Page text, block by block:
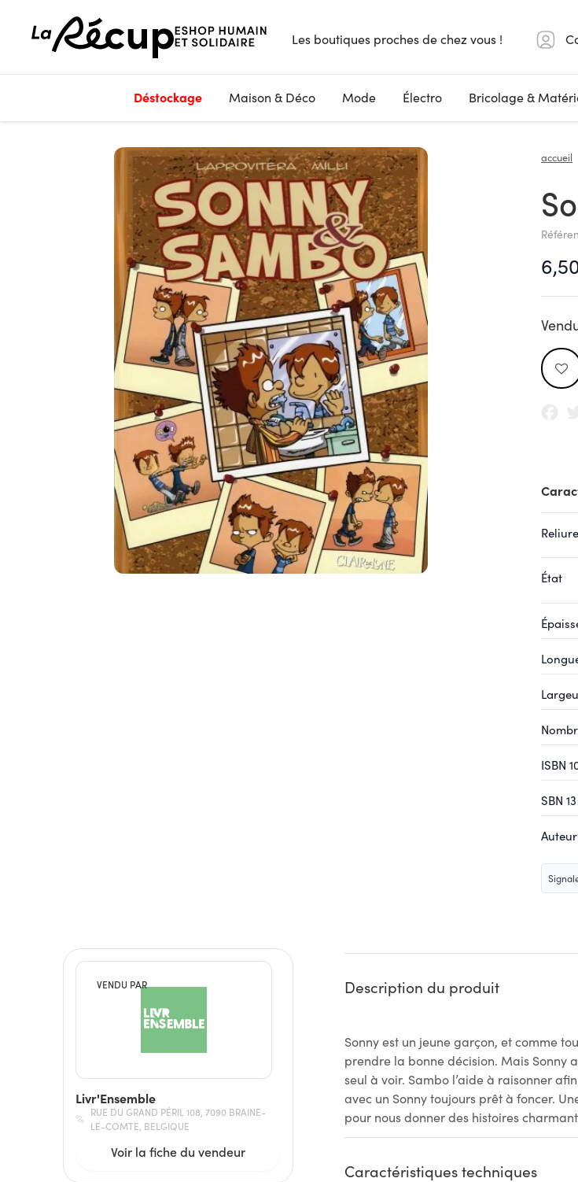
Les boutiques proches de chez vous !
Déstockage Maison & Déco Mode Électro Bricolage &
accueil
Reliure
État
ISBN
SBN 13
Auteur
VENDU PAR
Livr'Ensemble
RUE DU GRAND PÉRIL 108, 7090 BRAINE-
LE-COMTE, BELGIQUE
Voir la fiche du vendeur
Description du produit
Sonny est un jeune garçon, et comme
prendre la bonne décision. Mais Sonny
seul à voir. Sambo l’aide à raisonner
avec un Sonny toujours prêt à foncer.
pour nous donner des histoires
Caractéristiques techniques